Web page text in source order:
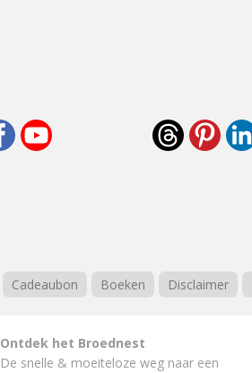
Cadeaubon Boeken Disclaimer
Ontdek het Broednest
De snelle & moeiteloze weg naar een